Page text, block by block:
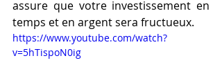
assure que votre investissement en
temps et en argent sera fructueux.
https://www.youtube.com/watch?
v=5hTispoN0ig